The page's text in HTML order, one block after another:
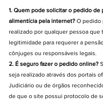
1. Quem pode solicitar o pedido de
alimentícia pela internet? O pedido
realizado por qualquer pessoa que
legitimidade para requerer a
cônjuges ou responsáveis legais.
2. É seguro fazer o pedido online?
seja realizado através dos portais
Judiciário ou de órgãos
de que o site possui protocolo de